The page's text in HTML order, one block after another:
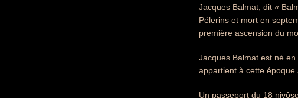
Jacques Balmat, dit «
Pélerins et mort en
première ascension du
Jacques Balmat est né
appartient à cette époque
Un passeport du 18